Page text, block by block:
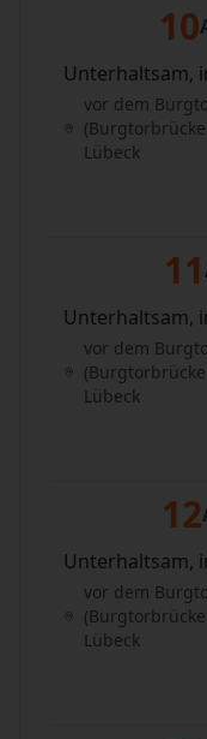
10
Unterhaltsam,
vor dem
Lübeck
11
Unterhaltsam,
vor dem
Lübeck
12
Unterhaltsam,
vor dem
Lübeck